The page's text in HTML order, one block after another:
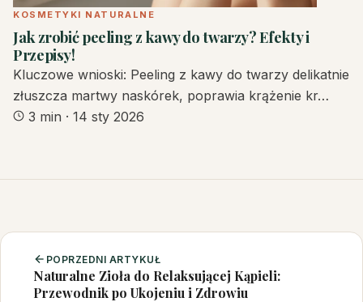
KOSMETYKI NATURALNE
Jak zrobić peeling z kawy do twarzy? Efekty i
Przepisy!
Kluczowe wnioski: Peeling z kawy do twarzy delikatnie
złuszcza martwy naskórek, poprawia krążenie kr…
3 min · 14 sty 2026
POPRZEDNI ARTYKUŁ
Naturalne Zioła do Relaksującej Kąpieli:
Przewodnik po Ukojeniu i Zdrowiu